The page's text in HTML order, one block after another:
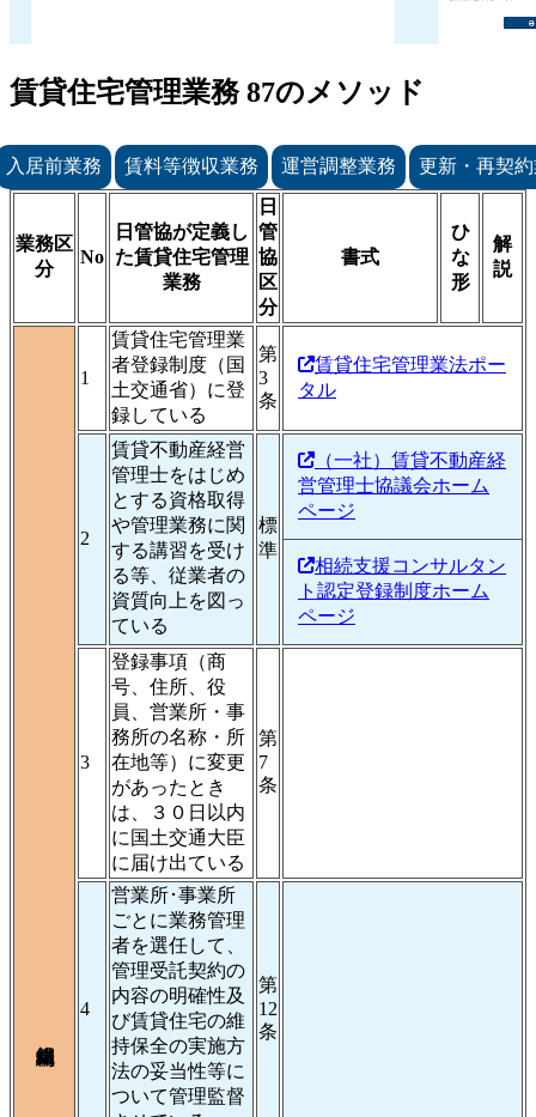
賃貸住宅管理業務 87のメソッド
入居前業務 賃料等徴収業務 運営調整業務 更新・再契
業務区
分
No
日管協が定義し
た賃貸住宅管理
業務
日
管
協
区
分
書式
ひ
な
形
解
説
1
賃貸住宅管理業
者登録制度（国
土交通省）に登
録している
第
3
条
賃貸住宅管理業法ポー
タル
2
賃貸不動産経営
管理士をはじめ
とする資格取得
や管理業務に関
する講習を受け
る等、従業者の
資質向上を図っ
ている
標
準
（一社）賃貸不動産経
営管理士協議会ホーム
ページ
相続支援コンサルタン
ト認定登録制度ホーム
ページ
3
登録事項（商
号、住所、役
員、営業所・事
務所の名称・所
在地等）に変更
があったとき
は、３０日以内
に国土交通大臣
に届け出ている
第
7
条
4
営業所･事業所
ごとに業務管理
者を選任して、
管理受託契約の
内容の明確性及
び賃貸住宅の維
持保全の実施方
法の妥当性等に
ついて管理監督
第
12
条